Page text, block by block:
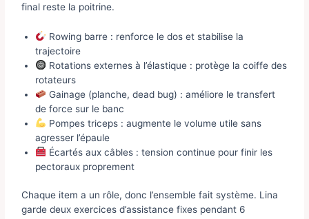
final reste la poitrine.
Rowing barre : renforce le dos et stabilise la
trajectoire
Rotations externes à l’élastique : protège la coiffe des
rotateurs
Gainage (planche, dead bug) : améliore le transfert
de force sur le banc
Pompes triceps : augmente le volume utile sans
agresser l’épaule
Écartés aux câbles : tension continue pour finir les
pectoraux proprement
Chaque item a un rôle, donc l’ensemble fait système. Lina
garde deux exercices d’assistance fixes pendant 6